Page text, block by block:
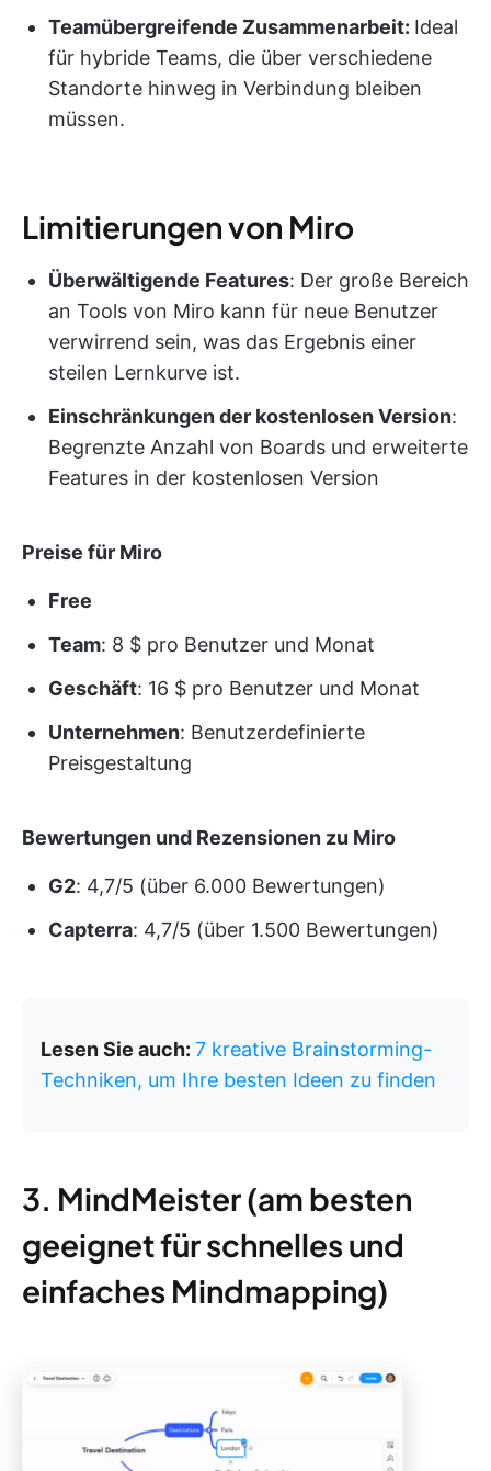
Teamübergreifende Zusammenarbeit: Ideal
für hybride Teams, die über verschiedene
Standorte hinweg in Verbindung bleiben
müssen.
Limitierungen von Miro
Überwältigende Features: Der große Bereich
an Tools von Miro kann für neue Benutzer
verwirrend sein, was das Ergebnis einer
steilen Lernkurve ist.
Einschränkungen der kostenlosen Version:
Begrenzte Anzahl von Boards und erweiterte
Features in der kostenlosen Version
Preise für Miro
Free
Team: 8 $ pro Benutzer und Monat
Geschäft: 16 $ pro Benutzer und Monat
Unternehmen: Benutzerdefinierte
Preisgestaltung
Bewertungen und Rezensionen zu Miro
G2: 4,7/5 (über 6.000 Bewertungen)
Capterra: 4,7/5 (über 1.500 Bewertungen)
Lesen Sie auch: 7 kreative Brainstorming-
Techniken, um Ihre besten Ideen zu finden
3. MindMeister (am besten
geeignet für schnelles und
einfaches Mindmapping)